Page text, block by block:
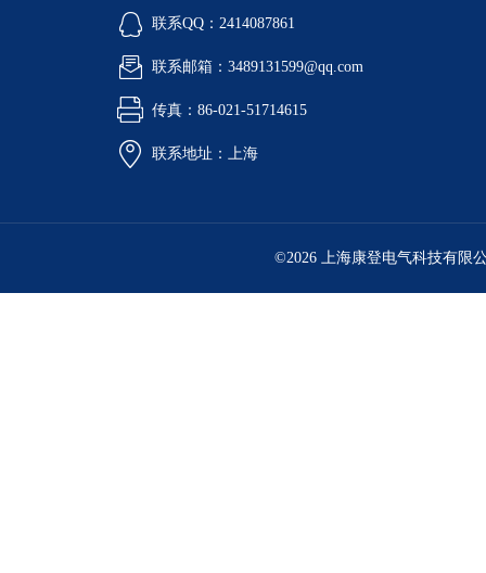
联系QQ：2414087861
联系邮箱：3489131599@qq.com
传真：86-021-51714615
联系地址：上海
©2026 上海康登电气科技有限